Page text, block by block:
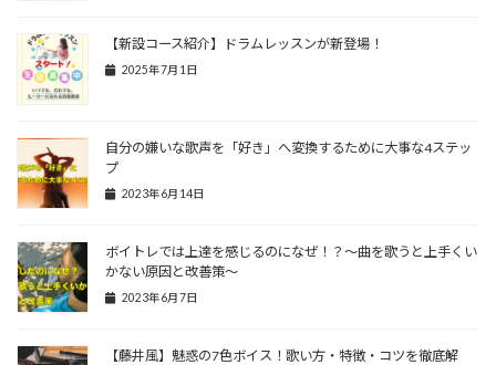
【新設コース紹介】ドラムレッスンが新登場！
2025年7月1日
自分の嫌いな歌声を「好き」へ変換するために大事な4ステッ
プ
2023年6月14日
ボイトレでは上達を感じるのになぜ！？〜曲を歌うと上手くい
かない原因と改善策〜
2023年6月7日
【藤井風】魅惑の7色ボイス！歌い方・特徴・コツを徹底解